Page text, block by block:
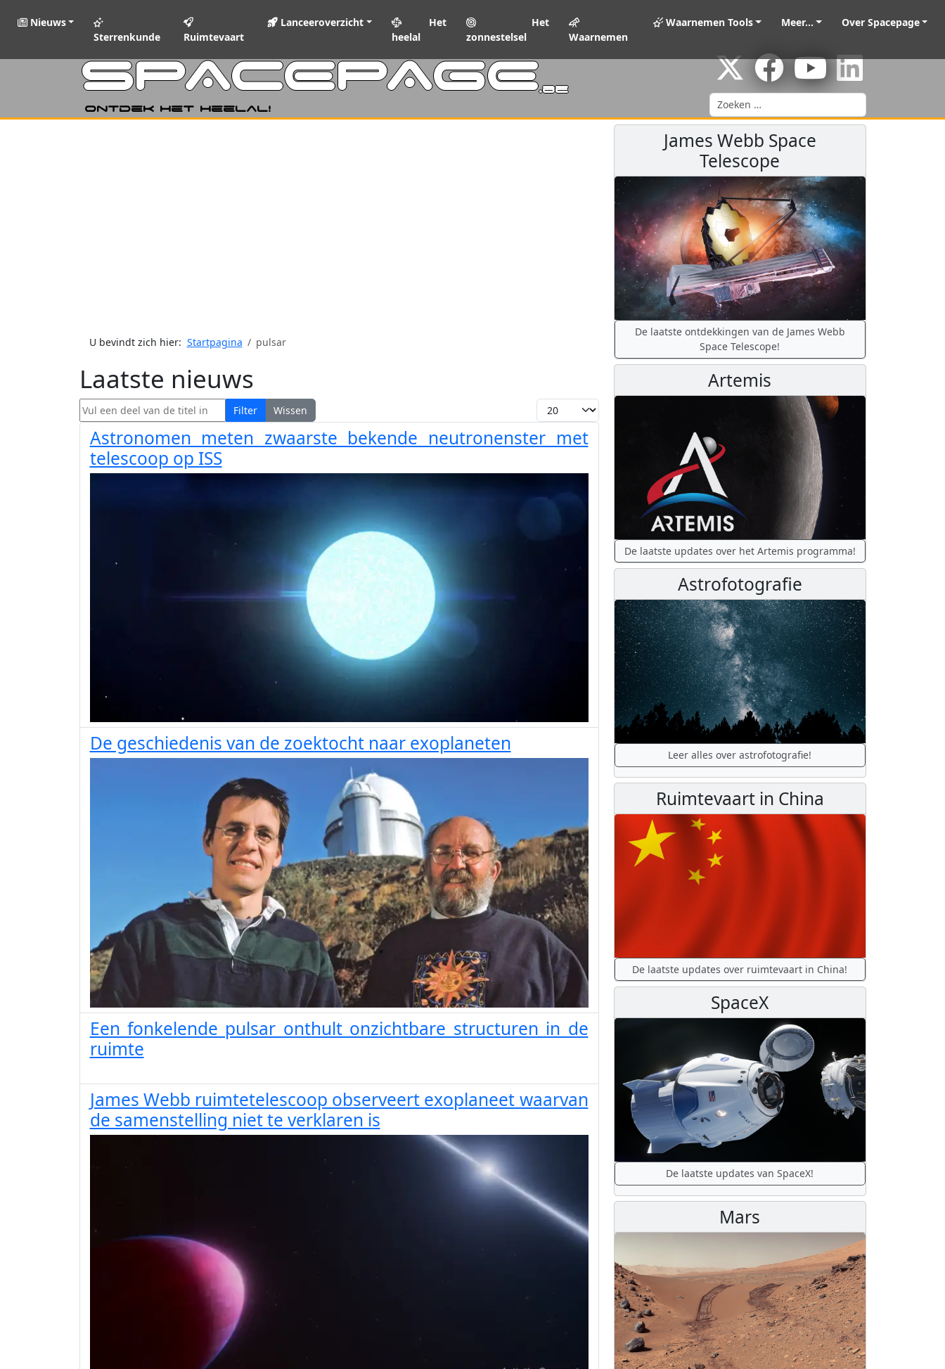
Nieuws
Sterrenkunde
Ruimtevaart
Lanceeroverzicht
Het
heelal
Het
zonnestelsel
Waarnemen
Waarnemen Tools Meer... Over Spacepage
SPACEPAGE.be
Ontdek het heelal!
Zoeken
U bevindt zich hier: Startpagina pulsar
Laatste nieuws
Vul een deel van de titel in Filter Wissen Toon #
Astronomen meten zwaarste bekende neutronenster met
telescoop op ISS
De geschiedenis van de zoektocht naar exoplaneten
Een fonkelende pulsar onthult onzichtbare structuren in de
ruimte
James Webb ruimtetelescoop observeert exoplaneet waarvan
de samenstelling niet te verklaren is
James Webb Space
Telescope
De laatste ontdekkingen van de James Webb
Space Telescope!
Artemis
De laatste updates over het Artemis programma!
Astrofotografie
Leer alles over astrofotografie!
Ruimtevaart in China
De laatste updates over ruimtevaart in China!
SpaceX
De laatste updates van SpaceX!
Mars